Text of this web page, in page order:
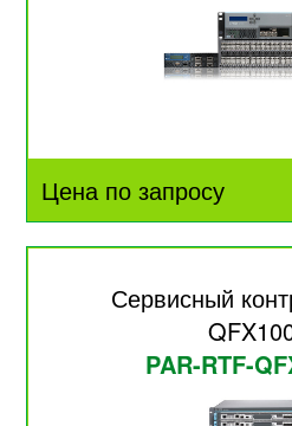
Цена по запросу
Сервисный
PAR-RTF-